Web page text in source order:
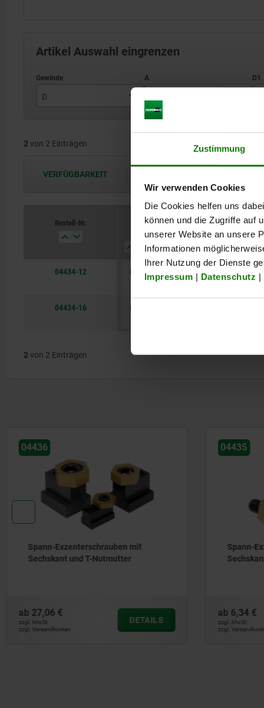
Zustimmung
Wir verwenden Cookies
Die Cookies helfen uns
können und die Zugriffe auf
unserer Website an unsere
Informationen
Ihrer Nutzung der Dienste
Impressum | Datenschutz |
Artikel Auswahl eingrenzen
D
M16
2 von 2 Einträgen
VERFÜGBARKEIT
Bestell-Nr.
A D1 L
04434-12 M12 25,4 22,5
04434-16 M16
2 von 2 Einträgen
04435
Spann-Exzenterschrauben mit
Sechskant
ab6,34 €
zzgl. MwSt.
zzgl. Versandkosten
DETAILS
04521-10
ab5,10 €
zzgl. MwSt.
zzgl.